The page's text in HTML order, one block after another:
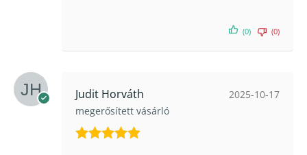
(0) (0)
Judit Horváth
megerősített vásárló
2025-10-17